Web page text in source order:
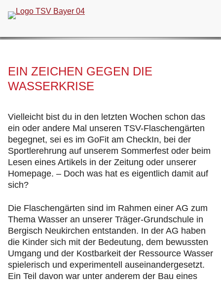
überspringen
EIN ZEICHEN GEGEN DIE
WASSERKRISE
Vielleicht bist du in den letzten Wochen schon das
ein oder andere Mal unseren TSV-Flaschengärten
begegnet, sei es im GoFit am CheckIn, bei der
Sportlerehrung auf unserem Sommerfest oder beim
Lesen eines Artikels in der Zeitung oder unserer
Homepage. – Doch was hat es eigentlich damit auf
sich?
Die Flaschengärten sind im Rahmen einer AG zum
Thema Wasser an unserer Träger-Grundschule in
Bergisch Neukirchen entstanden. In der AG haben
die Kinder sich mit der Bedeutung, dem bewussten
Umgang und der Kostbarkeit der Ressource Wasser
spielerisch und experimentell auseinandergesetzt.
Ein Teil davon war unter anderem der Bau eines